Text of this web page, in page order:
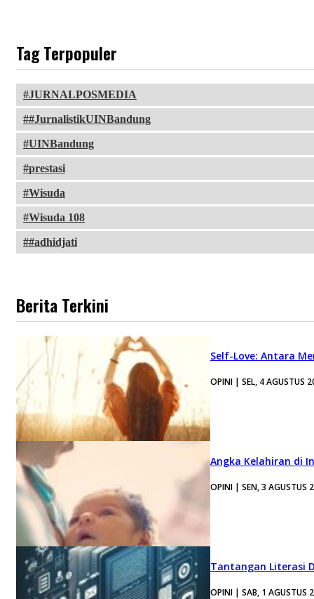
Tag Terpopuler
JURNALPOSMEDIA
#JurnalistikUINBandung
UINBandung
prestasi
Wisuda
Wisuda 108
#adhidjati
Berita Terkini
Self-Love: Antara
OPINI | SEL, 4 AGUSTUS
Angka Kelahiran di
OPINI | SEN, 3 AGUSTUS
Tantangan Literasi
OPINI | SAB, 1 AGUSTUS